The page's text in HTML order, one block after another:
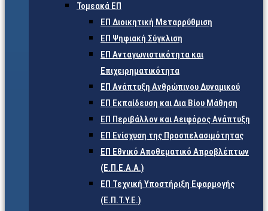
Τομεακά ΕΠ
ΕΠ Διοικητική Μεταρρύθμιση
ΕΠ Ψηφιακή Σύγκλιση
ΕΠ Ανταγωνιστικότητα και
Επιχειρηματικότητα
ΕΠ Ανάπτυξη Ανθρώπινου Δυναμικού
ΕΠ Εκπαίδευση και Δια Βίου Μάθηση
ΕΠ Περιβάλλον και Αειφόρος Ανάπτυξη
ΕΠ Ενίσχυση της Προσπελασιμότητας
ΕΠ Εθνικό Αποθεματικό Απροβλέπτων
(Ε.Π.Ε.Α.Α.)
ΕΠ Τεχνική Υποστήριξη Εφαρμογής
(Ε.Π.Τ.Υ.Ε.)